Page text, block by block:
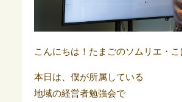
こんにちは！たまごのソムリエ・こ
本日は、僕が所属している
地域の経営者勉強会で